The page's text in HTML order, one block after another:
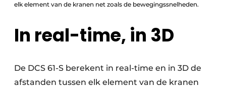
elk element van de kranen net zoals de bewegingssnelheden.
In real-time, in 3D
De DCS 61-S berekent in real-time en in 3D de
afstanden tussen elk element van de kranen